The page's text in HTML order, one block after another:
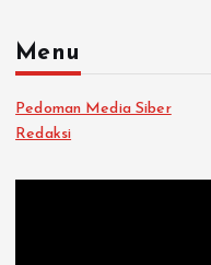
Menu
Pedoman Media Siber
Redaksi